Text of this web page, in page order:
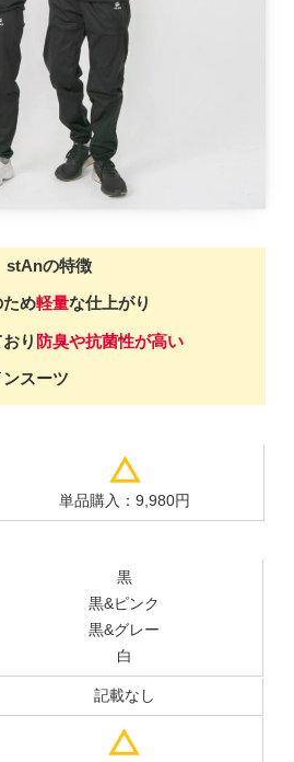
stAnの特徴
め軽量な仕上がり
り 防臭や抗菌性が高い
スーツ
単品購入：9,980円
黒
黒&ピンク
黒&グレー
白
記載なし